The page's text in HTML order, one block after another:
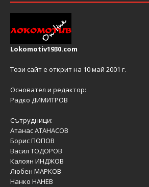
Lokomotiv1930.com
Този сайт е открит на 10 май 2001 г.
Основател и редактор:
Радко ДИМИТРОВ
Сътрудници:
Атанас АТАНАСОВ
Борис ПОПОВ
Васил ТОДОРОВ
Калоян ИНДЖОВ
Любен МАРКОВ
Нанко НАНЕВ